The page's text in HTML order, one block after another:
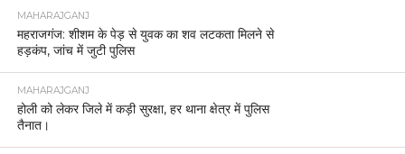
MAHARAJGANJ
महराजगंज: शीशम के पेड़ से युवक का शव लटकता मिलने से
हड़कंप, जांच में जुटी पुलिस
MAHARAJGANJ
होली को लेकर जिले में कड़ी सुरक्षा, हर थाना क्षेत्र में पुलिस
तैनात।